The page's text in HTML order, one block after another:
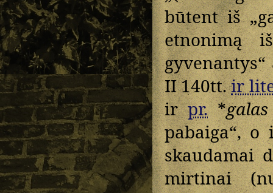
būtent iš
etnonimą
II 140tt.ir
irpr.*galas
pabaiga“,
skaudamai
mirtinai